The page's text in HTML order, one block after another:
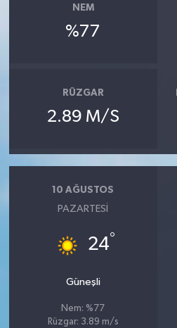
NEM
%77
RÜZGAR
2.89 M/S
10 AĞUSTOS
PAZARTESI
24°
Güneşli
Nem: %77
Rüzgar: 3.89 m/s